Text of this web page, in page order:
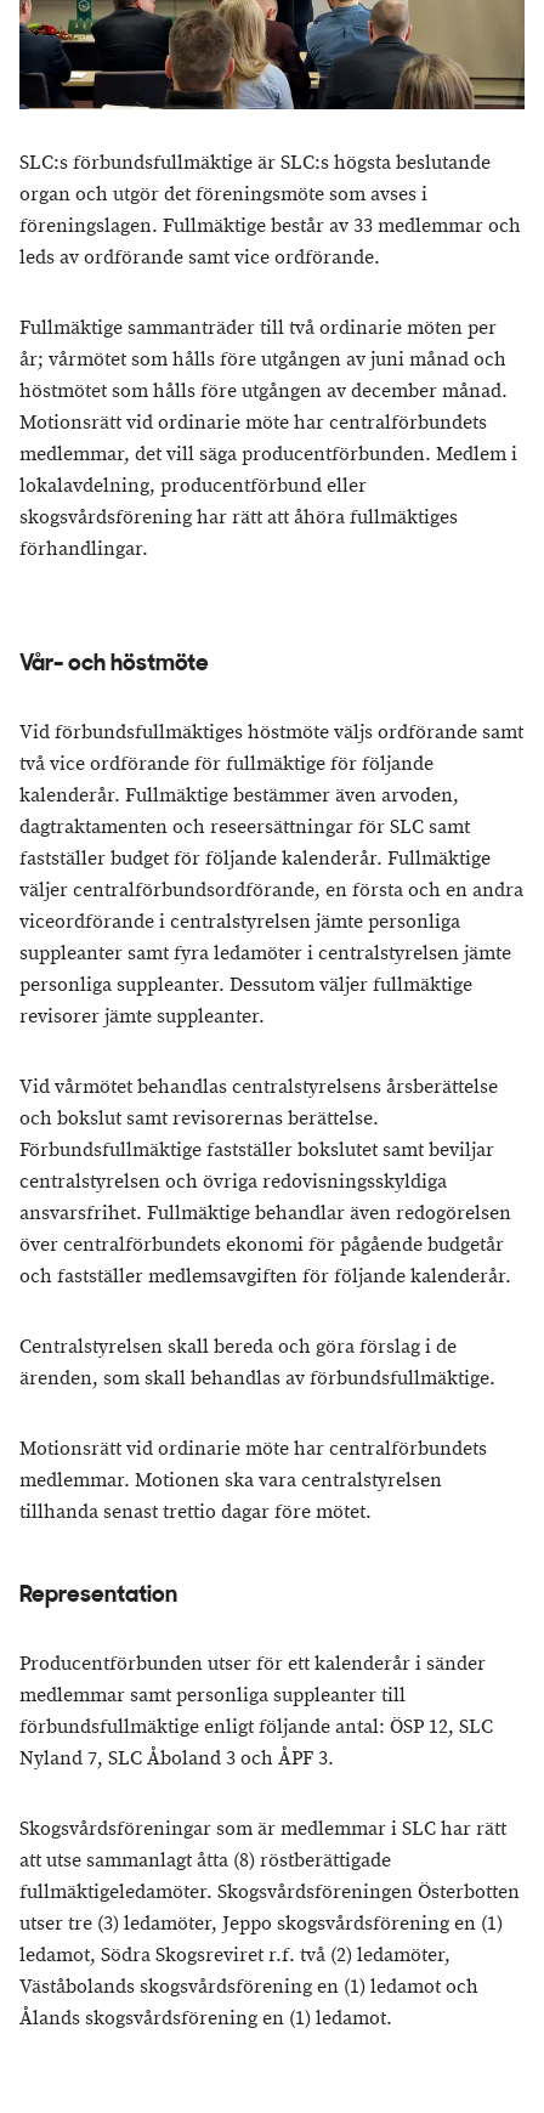
SLC:s förbundsfullmäktige är SLC:s högsta beslutande
organ och utgör det föreningsmöte som avses i
föreningslagen. Fullmäktige består av 33 medlemmar och
leds av ordförande samt vice ordförande.
Fullmäktige sammanträder till två ordinarie möten per
år; vårmötet som hålls före utgången av juni månad och
höstmötet som hålls före utgången av december månad.
Motionsrätt vid ordinarie möte har centralförbundets
medlemmar, det vill säga producentförbunden. Medlem i
lokalavdelning, producentförbund eller
skogsvårdsförening har rätt att åhöra fullmäktiges
förhandlingar.
Vår- och höstmöte
Vid förbundsfullmäktiges höstmöte väljs ordförande samt
två vice ordförande för fullmäktige för följande
kalenderår. Fullmäktige bestämmer även arvoden,
dagtraktamenten och reseersättningar för SLC samt
fastställer budget för följande kalenderår. Fullmäktige
väljer centralförbundsordförande, en första och en andra
viceordförande i centralstyrelsen jämte personliga
suppleanter samt fyra ledamöter i centralstyrelsen jämte
personliga suppleanter. Dessutom väljer fullmäktige
revisorer jämte suppleanter.
Vid vårmötet behandlas centralstyrelsens årsberättelse
och bokslut samt revisorernas berättelse.
Förbundsfullmäktige fastställer bokslutet samt beviljar
centralstyrelsen och övriga redovisningsskyldiga
ansvarsfrihet. Fullmäktige behandlar även redogörelsen
över centralförbundets ekonomi för pågående budgetår
och fastställer medlemsavgiften för följande kalenderår.
Centralstyrelsen skall bereda och göra förslag i de
ärenden, som skall behandlas av förbundsfullmäktige.
Motionsrätt vid ordinarie möte har centralförbundets
medlemmar. Motionen ska vara centralstyrelsen
tillhanda senast trettio dagar före mötet.
Representation
Producentförbunden utser för ett kalenderår i sänder
medlemmar samt personliga suppleanter till
förbundsfullmäktige enligt följande antal: ÖSP 12, SLC
Nyland 7, SLC Åboland 3 och ÅPF 3.
Skogsvårdsföreningar som är medlemmar i SLC har rätt
att utse sammanlagt åtta (8) röstberättigade
fullmäktigeledamöter. Skogsvårdsföreningen Österbotten
utser tre (3) ledamöter, Jeppo skogsvårdsförening en (1)
ledamot, Södra Skogsreviret r.f. två (2) ledamöter,
Väståbolands skogsvårdsförening en (1) ledamot och
Ålands skogsvårdsförening en (1) ledamot.